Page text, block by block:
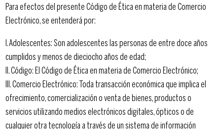
Para efectos del presente Código de Ética en materia de Comercio
Electrónico, se entenderá por:
I. Adolescentes: Son adolescentes las personas de entre doce años
cumplidos y menos de dieciocho años de edad;
II. Código: El Código de Ética en materia de Comercio Electrónico;
III. Comercio Electrónico: Toda transacción económica que implica el
ofrecimiento, comercialización o venta de bienes, productos o
servicios utilizando medios electrónicos digitales, ópticos o de
cualquier otra tecnología a través de un sistema de información